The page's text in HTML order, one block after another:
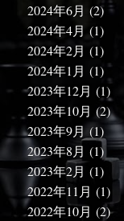
2024年6月 (2)
2024年4月 (1)
2024年2月 (1)
2024年1月 (1)
2023年12月 (1)
2023年10月 (2)
2023年9月 (1)
2023年8月 (1)
2023年2月 (1)
2022年11月 (1)
2022年10月 (2)